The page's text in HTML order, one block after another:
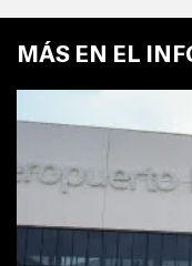
MÁS EN EL